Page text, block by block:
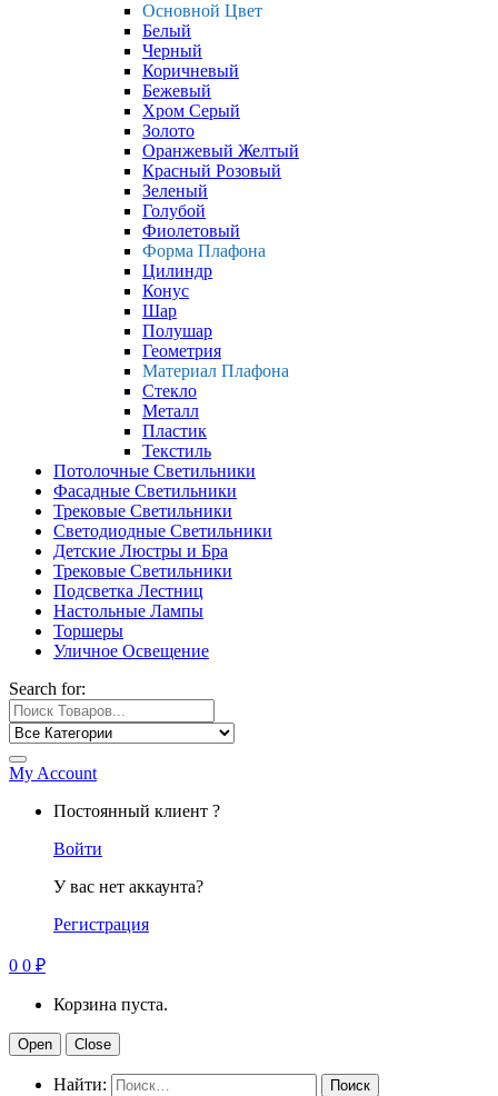
Основной Цвет
Белый
Черный
Коричневый
Бежевый
Хром Серый
Золото
Оранжевый Желтый
Красный Розовый
Зеленый
Голубой
Фиолетовый
Форма Плафона
Цилиндр
Конус
Шар
Полушар
Геометрия
Материал Плафона
Стекло
Металл
Пластик
Текстиль
Потолочные Светильники
Фасадные Светильники
Трековые Светильники
Светодиодные Светильники
Детские Люстры и Бра
Трековые Светильники
Подсветка Лестниц
Настольные Лампы
Торшеры
Уличное Освещение
Search for:
My Account
Постоянный клиент ?
Войти
У вас нет аккаунта?
Регистрация
0 0 ₽
Корзина пуста.
Open Close
Найти: